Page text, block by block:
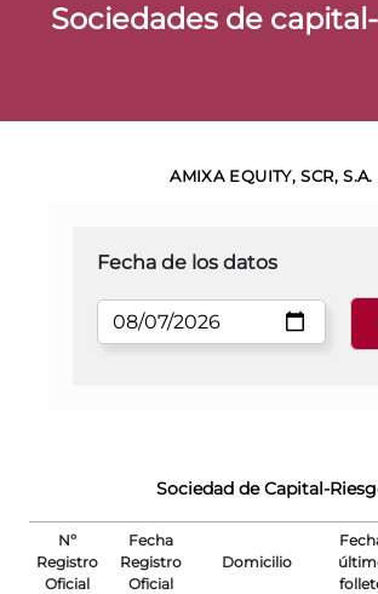
Sociedades de
AMIXA EQUITY, SCR, S.A.
Fecha de los datos
Sociedad de Capital-
Nº
Registro
Oficial
Fecha
Registro
Oficial
Domicilio